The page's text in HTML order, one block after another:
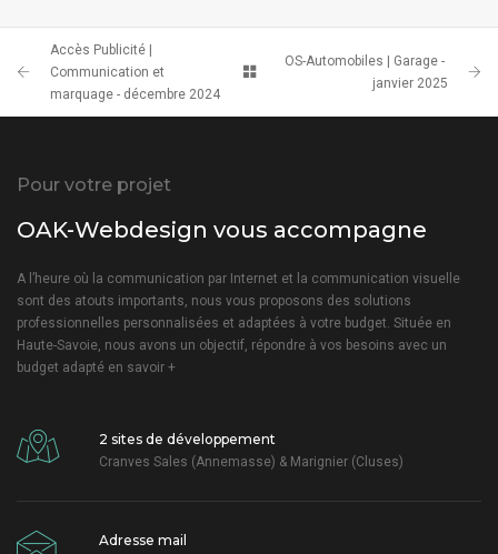
Accès Publicité |
Communication et
marquage - décembre 2024
OS-Automobiles | Garage -
janvier 2025
Pour votre projet
OAK-Webdesign vous accompagne
A l’heure où la communication par Internet et la communication visuelle
sont des atouts importants, nous vous proposons des solutions
professionnelles personnalisées et adaptées à votre budget. Située en
Haute-Savoie, nous avons un objectif, répondre à vos besoins avec un
budget adapté en savoir +
2 sites de développement
Cranves Sales (Annemasse) & Marignier (Cluses)
Adresse mail